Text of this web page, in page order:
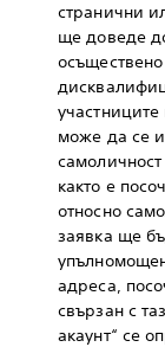
странични
ще доведе
може да се
както е
относно
заявка ще
адреса,
свързан с
акаунт“ се